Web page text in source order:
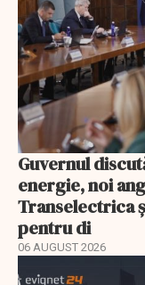
Guvernul
energie, noi
Transelectrica
pentru di
06 AUGUST 2026